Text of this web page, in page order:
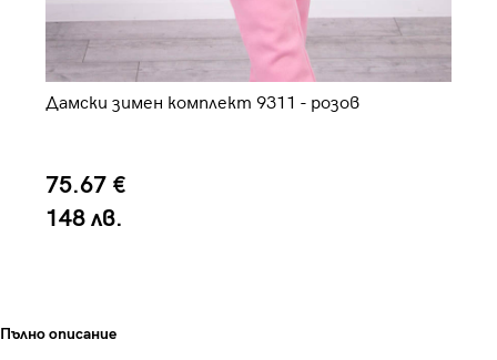
Дамски зимен комплект 9311 - розов
75.67 €
148 лв.
Пълно описание